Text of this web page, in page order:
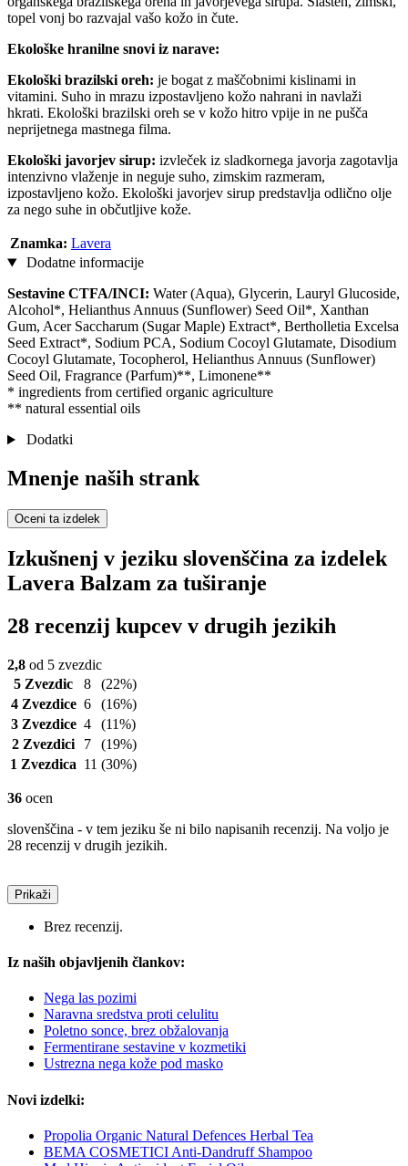
topel vonj bo razvajal vašo kožo in čute.
Ekološke hranilne snovi iz narave:
Ekološki brazilski oreh: je bogat z maščobnimi kislinami in
vitamini. Suho in mrazu izpostavljeno kožo nahrani in navlaži
hkrati. Ekološki brazilski oreh se v kožo hitro vpije in ne pušča
neprijetnega mastnega filma.
Ekološki javorjev sirup: izvleček iz sladkornega javorja zagotavlja
intenzivno vlaženje in neguje suho, zimskim razmeram,
izpostavljeno kožo. Ekološki javorjev sirup predstavlja odlično olje
za nego suhe in občutljive kože.
Znamka: Lavera
Dodatne informacije
Sestavine CTFA/INCI: Water (Aqua), Glycerin, Lauryl Glucoside,
Alcohol*, Helianthus Annuus (Sunflower) Seed Oil*, Xanthan
Gum, Acer Saccharum (Sugar Maple) Extract*, Bertholletia Excelsa
Seed Extract*, Sodium PCA, Sodium Cocoyl Glutamate, Disodium
Cocoyl Glutamate, Tocopherol, Helianthus Annuus (Sunflower)
Seed Oil, Fragrance (Parfum)**, Limonene**
* ingredients from certified organic agriculture
** natural essential oils
Dodatki
Mnenje naših strank
Oceni ta izdelek
Izkušnenj v jeziku slovenščina za izdelek
Lavera Balzam za tuširanje
28 recenzij kupcev v drugih jezikih
2,8 od 5 zvezdic
5 Zvezdic
8
(22%)
4 Zvezdice 6
(16%)
3 Zvezdice 4
(11%)
2 Zvezdici
7
(19%)
1 Zvezdica 11 (30%)
36 ocen
slovenščina - v tem jeziku še ni bilo napisanih recenzij. Na voljo je
28 recenzij v drugih jezikih.
Prikaži
Brez recenzij.
Iz naših objavljenih člankov:
Nega las pozimi
Naravna sredstva proti celulitu
Poletno sonce, brez obžalovanja
Fermentirane sestavine v kozmetiki
Ustrezna nega kože pod masko
Novi izdelki:
Propolia Organic Natural Defences Herbal Tea
BEMA COSMETICI Anti-Dandruff Shampoo